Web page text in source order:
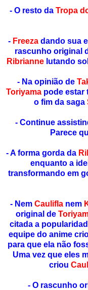
- O resto da Tropa
- Freezadando sua
rascunho original
Ribriannelutando
- Na opinião de
Toriyamapode estar
o fim da saga
- Continue
Parece
- A forma gorda da
enquanto a
transformando em
- Nem Cauliflanem
original de
citada a
equipe do anime
para que ela não
Uma vez que eles
criou
- O rascunho